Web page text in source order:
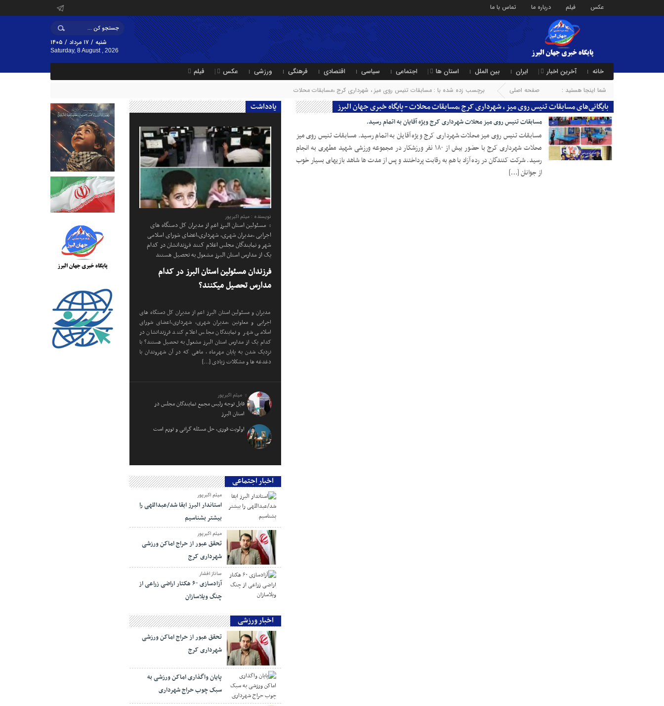
عکس فیلم درباره ما تماس با ما
شنبه / ۱۷ مرداد / ۱۴۰۵
Saturday, 8 August , 2026
خانه آخرین اخبار ایران بین الملل استان ها اجتماعی سیاسی اقتصادی فرهنگی ورزشی عکس فیلم
شما اینجا هستید : صفحه اصلی برچسب زده شده با : مسابقات تنیس روی میز ، شهرداری کرج ،مسابقات محلات
بایگانی‌های مسابقات تنیس روی میز ، شهرداری کرج ،مسابقات محلات - پایگاه خبری جهان البرز
08 مهر 1403
مسابقات تنیس روی میز محلات شهرداری کرج ویژه آقایان به اتمام رسید.
مسابقات تنیس روی میز محلات شهرداری کرج ویژه آقایان به اتمام رسید. مسابقات تنیس روی میز
محلات شهرداری کرج با حضور بیش از ۱۸۰ نفر ورزشکار در مجموعه ورزشی شهيد مطهری به انجام
رسید. شرکت کنندگان در رده‌ آزاد با هم به رقابت پرداختند و پس از مدت ها شاهد بازیهای بسیار خوب
از جوانان‌ […]
یادداشت
نویسنده : میثم اکبرپور
مسئولین استان البرز اعم از مدیران کل دستگاه های
اجرایی ،مدیران شهری، شهرداری،اعضای شورای اسلامی
شهر و نمایندگان مجلس اعلام کنند فرزندانشان در کدام
یک از مدارس استان البرز مشغول به تحصیل هستند
فرزندان مسئولین استان البرز در کدام
مدارس تحصیل میکنند؟
مدیران و مسئولین استان البرز اعم از مدیران کل دستگاه های
اجرایی و معاونین ،مدیران شهری، شهرداری،اعضای شورای
اسلامی شهر و نمایندگان مجلس اعلام کنند فرزندانشان در
کدام یک از مدارس استان البرز مشغول به تحصیل هستند؟ با
نزدیک شدن به پایان مهرماه ، ماهی که در آن شهروندان با
دغدغه ها و مشکلات زیادی […]
میثم اکبرپور
قابل توجه رئیس مجمع نمایندگان مجلس در
استان البرز
اولویت فوری، حل مسئله گرانی و تورم است
اخبار اجتماعی
میثم اکبرپور
استاندار البرز ابقا شد/عبداللهی را
بیشتر بشناسیم
میثم اکبرپور
تحقق عبور از حراج اماکن ورزشی
شهرداری کرج
ساناز افشار
آزادسازی ۶۰ هکتار اراضی زراعی از
چنگ ویلاسازان
اخبار ورزشی
تحقق عبور از حراج اماکن ورزشی
شهرداری کرج
پایان واگذاری اماکن ورزشی به
سبک چوب حراج شهرداری